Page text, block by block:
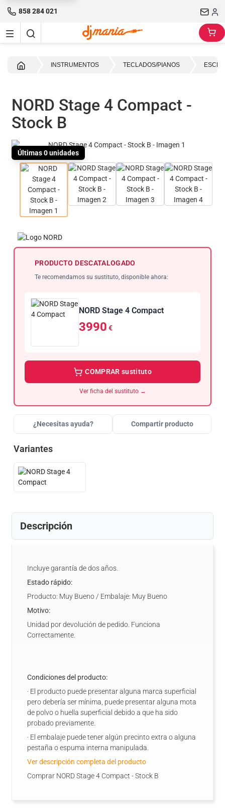
858 284 021
INSTRUMENTOS TECLADOS/PIANOS
NORD Stage 4 Compact -
Stock B
Últimas 0 unidades
PRODUCTO DESCATALOGADO
Te recomendamos su sustituto, disponible ahora:
NORD Stage 4 Compact
3990 €
COMPRAR sustituto
Ver ficha del sustituto →
¿Necesitas ayuda? Compartir producto
Variantes
Descripción
Incluye garantía de dos años.
Estado rápido:
Producto: Muy Bueno / Embalaje: Muy Bueno
Motivo:
Unidad por devolución de pedido. Funciona
Correctamente.
Condiciones del producto:
· El producto puede presentar alguna marca superficial
pero debería ser mínima, puede presentar alguna mota
de polvo o huella superficial debido a que ha sido
probado previamente.
· El embalaje puede tener algún precinto extra o alguna
pestaña o espuma interna manipulada.
Ver descripción completa del producto
Comprar NORD Stage 4 Compact - Stock B